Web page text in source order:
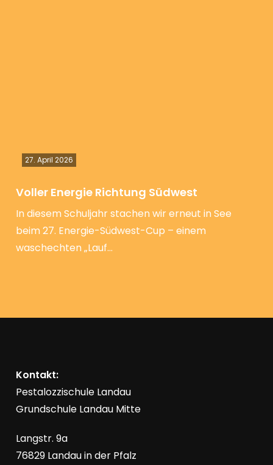
27. April 2026
Voller Energie Richtung Südwest
In diesem Schuljahr stachen wir erneut in See
beim 27. Energie-Südwest-Cup – einem
waschechten „Lauf…
Kontakt:
Pestalozzischule Landau
Grundschule Landau Mitte
Langstr. 9a
76829 Landau in der Pfalz